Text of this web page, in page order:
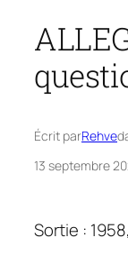
Écrit parRehve
13 septembre
Sortie :